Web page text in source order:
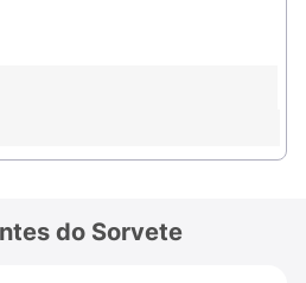
do Sorvete